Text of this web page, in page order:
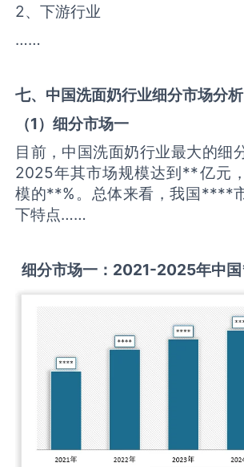
2、下游行业
……
七、中国洗面奶行业细分市场分析
（1）细分市场一
目前，中国洗面奶行业最大的细
2025年其市场规模达到**亿元
模的**%。总体来看，我国****
下特点……
细分市场一： 2021-2025年中国